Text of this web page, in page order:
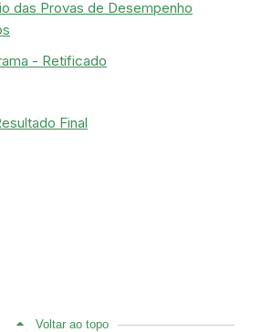
das Provas de Desempenho
- Retificado
Final
Voltar ao topo